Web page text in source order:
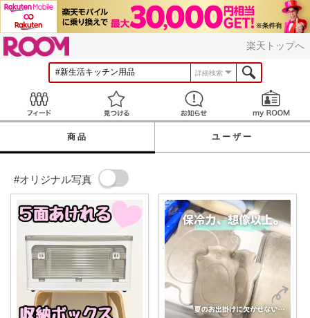
楽天トップへ
詳細検索
見つける お知らせ
商品 ユーザー
#オリジナル写真